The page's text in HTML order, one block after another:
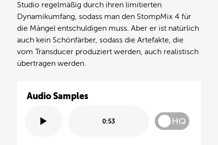
Studio regelmäßig durch ihren limitierten
Dynamikumfang, sodass man den StompMix 4 für
die Mängel entschuldigen muss. Aber er ist natürlich
auch kein Schönfärber, sodass die Artefakte, die
vom Transducer produziert werden, auch realistisch
übertragen werden.
Audio Samples
0:53 HQ